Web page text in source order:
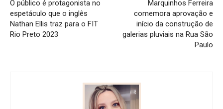
O público é protagonista no
espetáculo que o inglês
Nathan Ellis traz para o FIT
Rio Preto 2023
Marquinhos Ferreira
comemora aprovação e
início da construção de
galerias pluviais na Rua São
Paulo